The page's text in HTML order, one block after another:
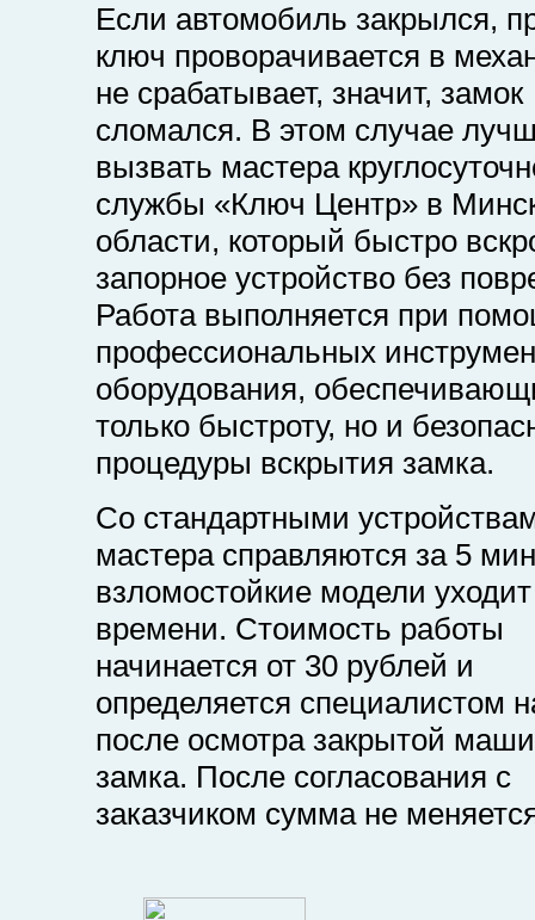
Если автомобиль закрылся,
ключ проворачивается в
не срабатывает, значит, замок
сломался. В этом случае
вызвать мастера
службы «Ключ Центр» в
области, который быстро
запорное устройство без
Работа выполняется при
профессиональных
оборудования,
только быстроту, но и
процедуры вскрытия замка.
Со стандартными
мастера справляются за 5
взломостойкие модели
времени. Стоимость работы
начинается от 30 рублей и
определяется специалистом
после осмотра закрытой
замка. После согласования с
заказчиком сумма не